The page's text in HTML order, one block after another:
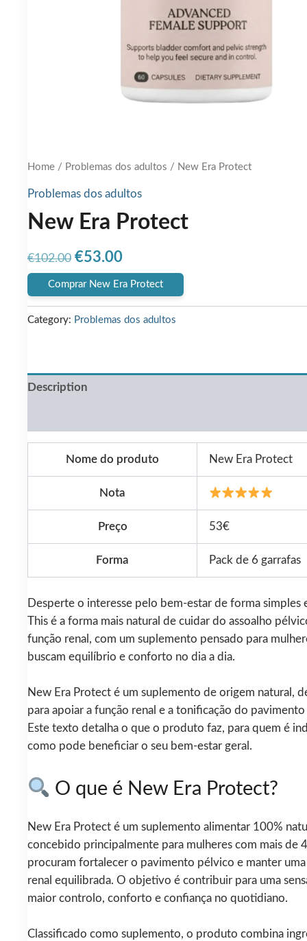
Home / Problemas dos adultos / New Era Protect
Problemas dos adultos
New Era Protect
€102.00 Original
price
was:
€53.00Current
price
is:
Comprar New Era Protect
Category: Problemas dos adultos
Description
Nome do produto New Era Protect
Nota
Preço 53€
Forma Pack de 6 garrafas
Desperte o interesse pelo bem-estar de forma simples
This é a forma mais natural de cuidar do assoalho
função renal, com um suplemento pensado para
buscam equilíbrio e conforto no dia a dia.
New Era Protect é um suplemento de origem natural,
para apoiar a função renal e a tonificação do
Este texto detalha o que o produto faz, para quem é
como pode beneficiar o seu bem-estar geral.
O que é New Era Protect?
New Era Protect é um suplemento alimentar 100%
concebido principalmente para mulheres com mais de
procuram fortalecer o pavimento pélvico e manter
renal equilibrada. O objetivo é contribuir para uma
maior controlo, conforto e confiança no quotidiano.
Classificado como suplemento, o produto combina